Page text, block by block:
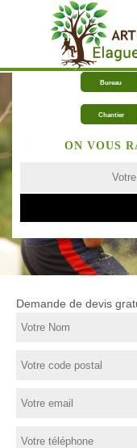
Bureau
Chantier
ON VOUS
Demande de devis